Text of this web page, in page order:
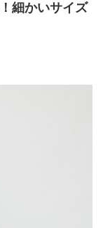
細かいサイズ